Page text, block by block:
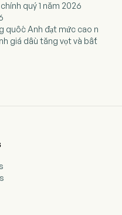
quý 1 năm 2026
quốc Anh đạt mức cao n
giá dầu tăng vọt và bất